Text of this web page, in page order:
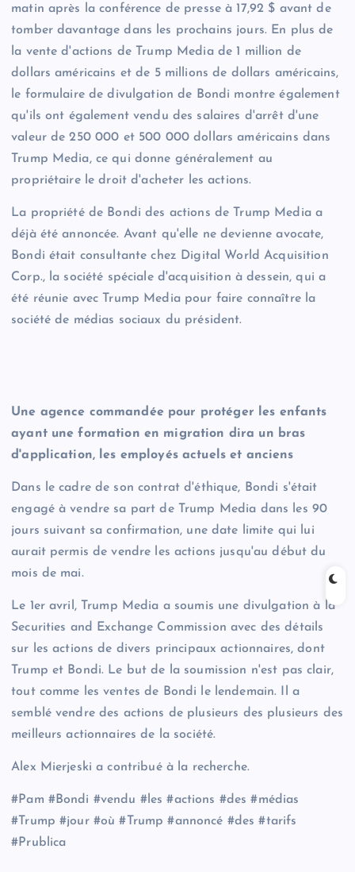
matin après la conférence de presse à 17,92 $ avant de
tomber davantage dans les prochains jours. En plus de
la vente d'actions de Trump Media de 1 million de
dollars américains et de 5 millions de dollars américains,
le formulaire de divulgation de Bondi montre également
qu'ils ont également vendu des salaires d'arrêt d'une
valeur de 250 000 et 500 000 dollars américains dans
Trump Media, ce qui donne généralement au
propriétaire le droit d'acheter les actions.
La propriété de Bondi des actions de Trump Media a
déjà été annoncée. Avant qu'elle ne devienne avocate,
Bondi était consultante chez Digital World Acquisition
Corp., la société spéciale d'acquisition à dessein, qui a
été réunie avec Trump Media pour faire connaître la
société de médias sociaux du président.
Une agence commandée pour protéger les enfants
ayant une formation en migration dira un bras
d'application, les employés actuels et anciens
Dans le cadre de son contrat d'éthique, Bondi s'était
engagé à vendre sa part de Trump Media dans les 90
jours suivant sa confirmation, une date limite qui lui
aurait permis de vendre les actions jusqu'au début du
mois de mai.
Le 1er avril, Trump Media a soumis une divulgation à la
Securities and Exchange Commission avec des détails
sur les actions de divers principaux actionnaires, dont
Trump et Bondi. Le but de la soumission n'est pas clair,
tout comme les ventes de Bondi le lendemain. Il a
semblé vendre des actions de plusieurs des plusieurs des
meilleurs actionnaires de la société.
Alex Mierjeski a contribué à la recherche.
#Pam #Bondi #vendu #les #actions #des #médias
#Trump #jour #où #Trump #annoncé #des #tarifs
#Prublica